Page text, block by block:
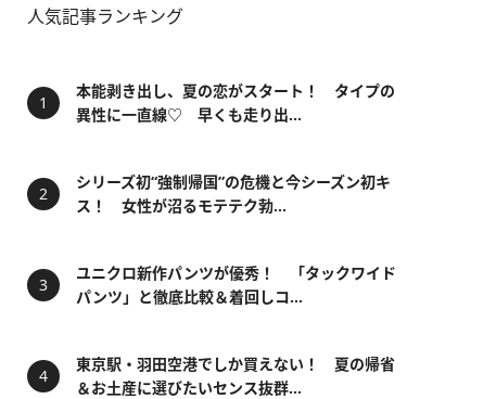
人気記事ランキング
本能剥き出し、夏の恋がスタート！ タイプの
異性に一直線♡ 早くも走り出...
シリーズ初“強制帰国”の危機と今シーズン初キ
ス！ 女性が沼るモテテク勃...
ユニクロ新作パンツが優秀！ 「タックワイド
パンツ」と徹底比較＆着回しコ...
東京駅・羽田空港でしか買えない！ 夏の帰省
＆お土産に選びたいセンス抜群...